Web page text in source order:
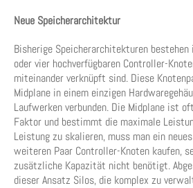
Neue Speicherarchitektur
Bisherige Speicherarchitekturen bestehen
oder vier hochverfügbaren Controller-
miteinander verknüpft sind. Diese
Midplane in einem einzigen
Laufwerken verbunden. Die Midplane ist
Faktor und bestimmt die maximale
Leistung zu skalieren, muss man ein
weiteren Paar Controller-Knoten kaufen,
zusätzliche Kapazität nicht benötigt.
dieser Ansatz Silos, die komplex zu